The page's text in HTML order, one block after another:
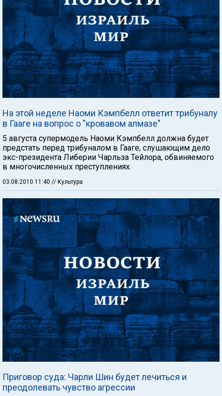
На этой неделе Наоми Кэмпбелл ответит трибуналу
в Гааге на вопрос о "кровавом алмазе"
5 августа супермодель Наоми Кэмпбелл должна будет
предстать перед трибуналом в Гааге, слушающим дело
экс-президента Либерии Чарльза Тейлора, обвиняемого
в многочисленных преступлениях.
03.08.2010 11:40 // Культура
Приговор суда: Чарли Шин будет лечиться и
преодолевать чувство агрессии